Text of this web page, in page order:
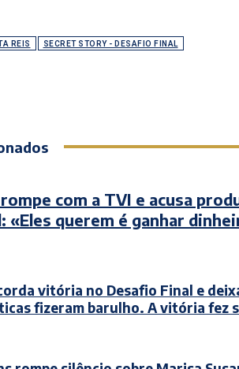
REIS SECRET STORY - DESAFIO FINAL
com a TVI e acusa
«Eles querem é ganhar
vitória no Desafio Final e
fizeram barulho. A vitória fez